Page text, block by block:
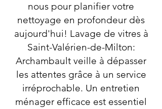
nous pour planifier votre
nettoyage en profondeur dès
aujourd'hui! Lavage de vitres à
Saint-Valérien-de-Milton:
Archambault veille à dépasser
les attentes grâce à un service
irréprochable. Un entretien
ménager efficace est essentiel